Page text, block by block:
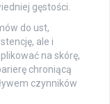
gęstości.
do ust,
ale i
na skórę,
chroniącą
czynników